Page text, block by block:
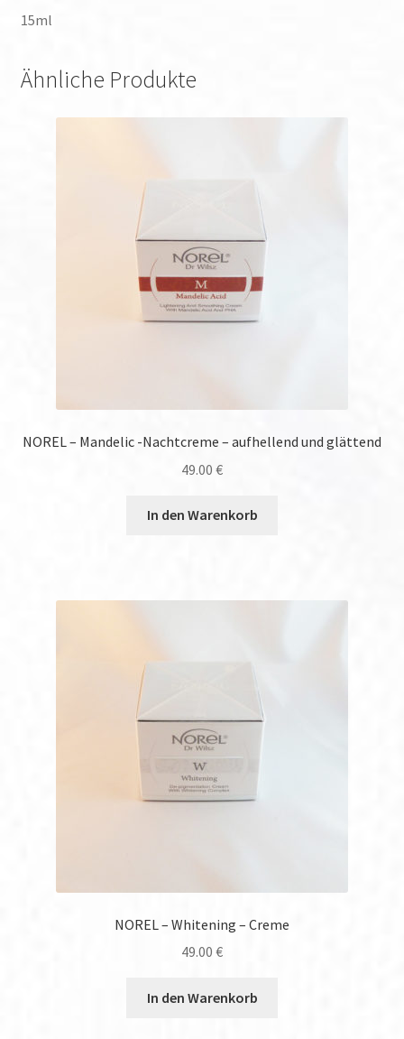
15ml
Ähnliche Produkte
NOREL – Mandelic -Nachtcreme – aufhellend und glättend
49.00 €
In den Warenkorb
NOREL – Whitening – Creme
49.00 €
In den Warenkorb